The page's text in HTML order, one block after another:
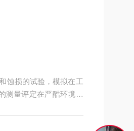
蚀损的试验，模拟在工
测量评定在严酷环境条